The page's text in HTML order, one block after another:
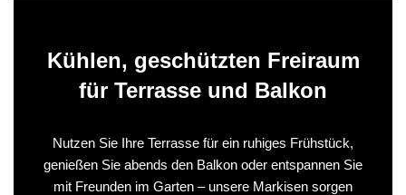
Kühlen, geschützten Freiraum
für Terrasse und Balkon
Nutzen Sie Ihre Terrasse für ein ruhiges Frühstück,
genießen Sie abends den Balkon oder entspannen Sie
mit Freunden im Garten – unsere Markisen sorgen